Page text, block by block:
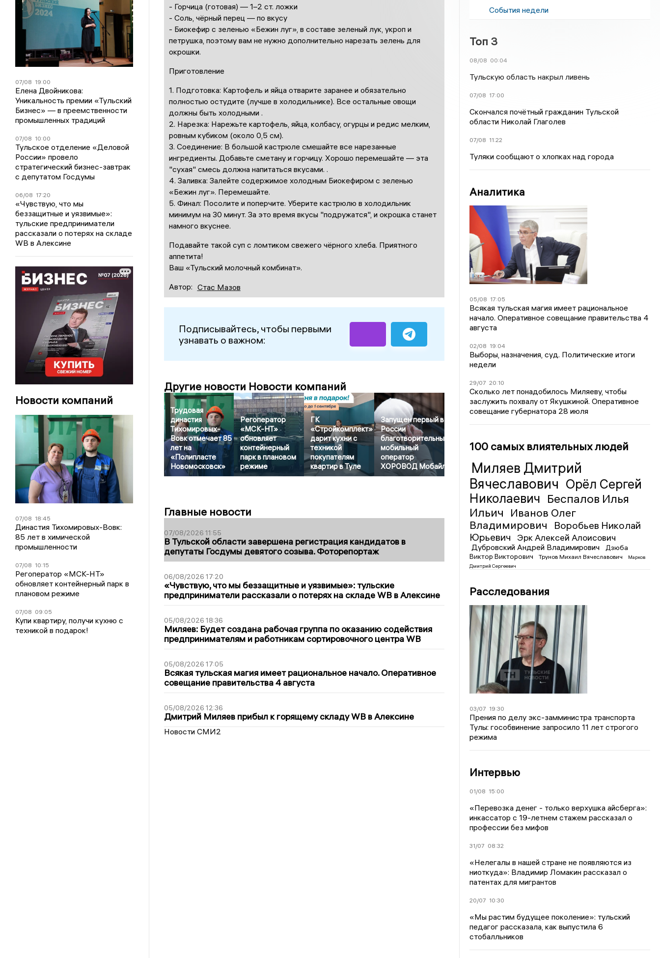
07/08 19:00
Елена Двойникова:
Уникальность премии «Тульский
Бизнес» — в преемственности
промышленных традиций
07/08 10:00
Тульское отделение «Деловой
России» провело
стратегический бизнес-завтрак
с депутатом Госдумы
06/08 17:20
«Чувствую, что мы
беззащитные и уязвимые»:
тульские предприниматели
рассказали о потерях на складе
WB в Алексине
Новости компаний
07/08 18:45
Династия Тихомировых-Вовк:
85 лет в химической
промышленности
07/08 10:15
Регоператор «МСК-НТ»
обновляет контейнерный парк в
плановом режиме
07/08 09:05
Купи квартиру, получи кухню с
техникой в подарок!
- Горчица (готовая) — 1–2 ст. ложки
- Соль, чёрный перец — по вкусу
- Биокефир с зеленью «Бежин луг», в составе зеленый лук, укроп и
петрушка, поэтому вам не нужно дополнительно нарезать зелень для
окрошки.
Приготовление
1. Подготовка: Картофель и яйца отварите заранее и обязательно
полностью остудите (лучше в холодильнике). Все остальные овощи
должны быть холодными .
2. Нарезка: Нарежьте картофель, яйца, колбасу, огурцы и редис мелким,
ровным кубиком (около 0,5 см).
3. Соединение: В большой кастрюле смешайте все нарезанные
ингредиенты. Добавьте сметану и горчицу. Хорошо перемешайте — эта
"сухая" смесь должна напитаться вкусами. .
4. Заливка: Залейте содержимое холодным Биокефиром с зеленью
«Бежин луг». Перемешайте.
5. Финал: Посолите и поперчите. Уберите кастрюлю в холодильник
минимум на 30 минут. За это время вкусы "подружатся", и окрошка станет
намного вкуснее.
Подавайте такой суп с ломтиком свежего чёрного хлеба. Приятного
аппетита!
Ваш «Тульский молочный комбинат».
Автор: Стас Мазов
Подписывайтесь, чтобы первыми
узнавать о важном:
Другие новости Новости компаний
Трудовая
династия
Тихомировых-
Вовк отмечает 85
лет на
«Полипласте
Новомосковск»
Регоператор
«МСК-НТ»
обновляет
контейнерный
парк в плановом
режиме
ГК
«Стройкомплект»
дарит кухни с
техникой
покупателям
квартир в Туле
Запущен первый в
России
благотворительный
мобильный
оператор
ХОРОВОД Мобайл
Главные новости
07/08/2026 11:55
В Тульской области завершена регистрация кандидатов в
депутаты Госдумы девятого созыва. Фоторепортаж
06/08/2026 17:20
«Чувствую, что мы беззащитные и уязвимые»: тульские
предприниматели рассказали о потерях на складе WB в Алексине
05/08/2026 18:36
Миляев: Будет создана рабочая группа по оказанию содействия
предпринимателям и работникам сортировочного центра WB
05/08/2026 17:05
Всякая тульская магия имеет рациональное начало. Оперативное
совещание правительства 4 августа
05/08/2026 12:36
Дмитрий Миляев прибыл к горящему складу WB в Алексине
Новости СМИ2
События недели
Топ 3
08/08 00:04
Тульскую область накрыл ливень
07/08 17:00
Скончался почётный гражданин Тульской
области Николай Глаголев
07/08 11:22
Туляки сообщают о хлопках над города
Аналитика
05/08 17:05
Всякая тульская магия имеет рациональное
начало. Оперативное совещание правительства 4
августа
02/08 19:04
Выборы, назначения, суд. Политические итоги
недели
29/07 20:10
Сколько лет понадобилось Миляеву, чтобы
заслужить похвалу от Якушкиной. Оперативное
совещание губернатора 28 июля
100 самых влиятельных людей
Миляев Дмитрий
Вячеславович Орёл Сергей
Николаевич Беспалов Илья
Ильич
Иванов Олег
Владимирович
Воробьев Николай
Юрьевич
Эрк Алексей Алоисович
Дубровский Андрей Владимирович
Дзюба
Виктор Викторович
Трунов Михаил Вячеславович
Марков
Дмитрий Сергеевич
Расследования
03/07 19:30
Прения по делу экс-замминистра транспорта
Тулы: гособвинение запросило 11 лет строгого
режима
Интервью
01/08 15:00
«Перевозка денег - только верхушка айсберга»:
инкассатор с 19-летнем стажем рассказал о
профессии без мифов
31/07 08:32
«Нелегалы в нашей стране не появляются из
ниоткуда»: Владимир Ломакин рассказал о
патентах для мигрантов
20/07 10:30
«Мы растим будущее поколение»: тульский
педагог рассказала, как выпустила 6
стобалльников